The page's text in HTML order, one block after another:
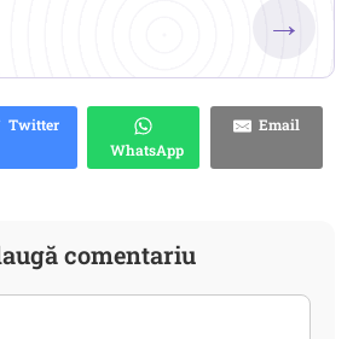
→
Twitter
WhatsApp
Email
comentariu